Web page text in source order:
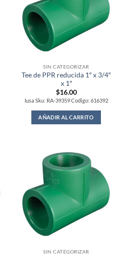
SIN CATEGORIZAR
Tee de PPR reducida 1″ x 3/4″
x 1″
$16.00
Iusa Sku: RA-39359 Codigo: 616392
AÑADIR AL CARRITO
SIN CATEGORIZAR